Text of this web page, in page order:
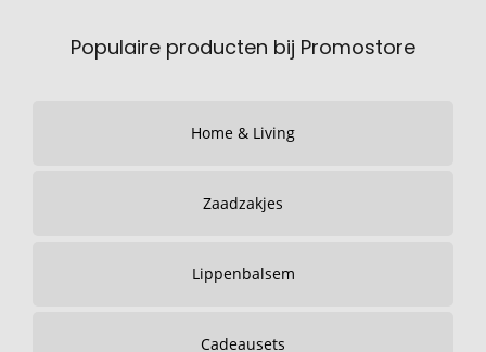
Populaire producten bij Promostore
Home & Living
Zaadzakjes
Lippenbalsem
Cadeausets